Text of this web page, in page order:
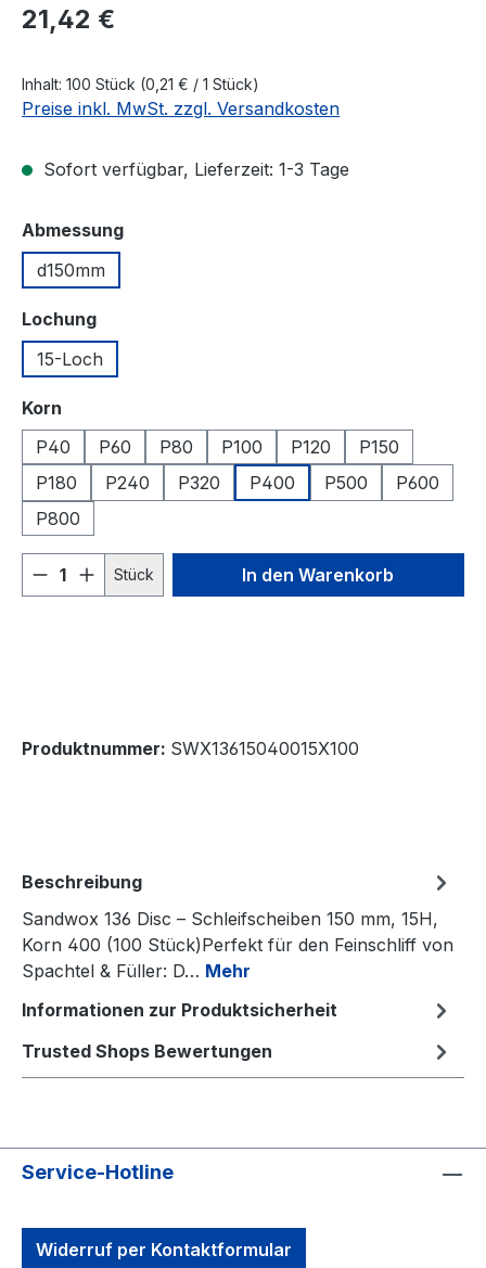
Regulärer Preis:
21,42 €
Inhalt: 100 Stück (0,21 € / 1 Stück)
Preise inkl. MwSt. zzgl. Versandkosten
Sofort verfügbar, Lieferzeit: 1-3 Tage
Abmessungauswählen
d150mm
Lochungauswählen
15-Loch
Korn
P40
P60 P80 P100 P120
P150
P180
P240 P320 P400 P500
P600
P800
Produkt Anzahl: Gib den
Stück In den Warenkorb
Produktnummer: SWX13615040015X100
Beschreibung
Sandwox 136 Disc – Schleifscheiben 150 mm, 15H,
Korn 400 (100 Stück)Perfekt für den Feinschliff von
Spachtel & Füller: D… Mehr
Informationen zur Produktsicherheit
Trusted Shops Bewertungen
Service-Hotline
Widerruf per Kontaktformular